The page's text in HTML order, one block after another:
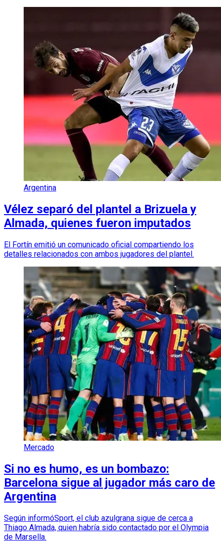
Argentina
Vélez separó del plantel a Brizuela y
Almada, quienes fueron imputados
El Fortín emitió un comunicado oficial compartiendo los
detalles relacionados con ambos jugadores del plantel.
Mercado
Si no es humo, es un bombazo:
Barcelona sigue al jugador más caro de
Argentina
Según informóSport, el club azulgrana sigue de cerca a
Thiago Almada, quien habría sido contactado por el Olympia
de Marsella.